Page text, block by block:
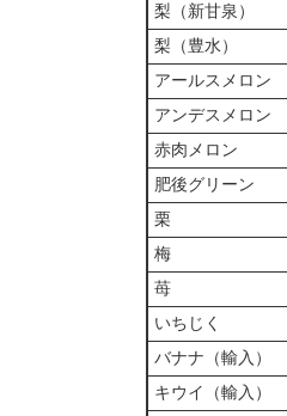
梨（新甘泉）
梨（豊水）
アールスメロン
アンデスメロン
赤肉メロン
肥後グリーン
栗
梅
苺
いちじく
バナナ（輸入）
キウイ（輸入）